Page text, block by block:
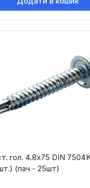
гол. 4.8х75 DIN
(пач - 25шт)